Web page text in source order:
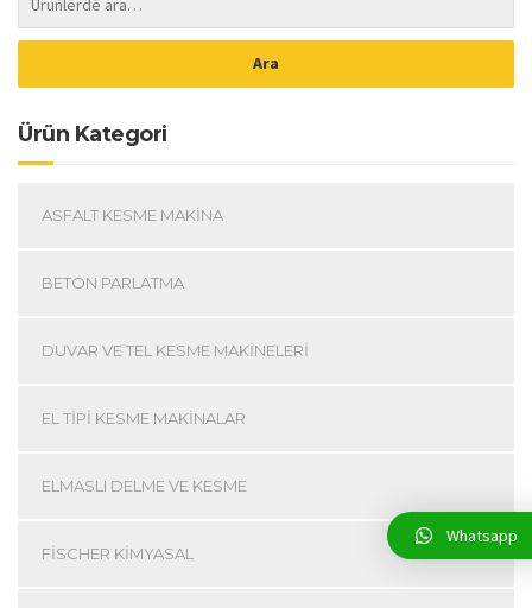
Ara
Ürün Kategori
ASFALT KESME MAKINA
BETON PARLATMA
DUVAR VE TEL KESME MAKINELERI
EL TIPI KESME MAKINALAR
ELMASLI DELME VE KESME
FISCHER KIMYASAL
Whatsapp